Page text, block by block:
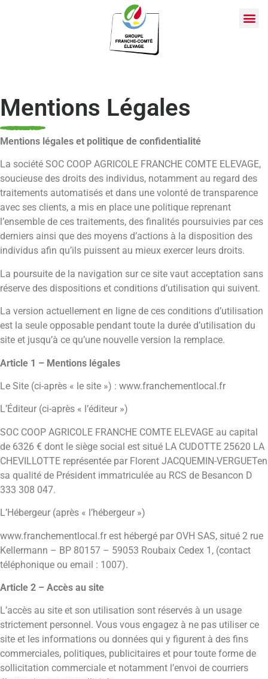
Mentions Légales
Mentions légales et politique de confidentialité
La société SOC COOP AGRICOLE FRANCHE COMTE ELEVAGE,
soucieuse des droits des individus, notamment au regard des
traitements automatisés et dans une volonté de transparence
avec ses clients, a mis en place une politique reprenant
l’ensemble de ces traitements, des finalités poursuivies par ces
derniers ainsi que des moyens d’actions à la disposition des
individus afin qu’ils puissent au mieux exercer leurs droits.
La poursuite de la navigation sur ce site vaut acceptation sans
réserve des dispositions et conditions d’utilisation qui suivent.
La version actuellement en ligne de ces conditions d’utilisation
est la seule opposable pendant toute la durée d’utilisation du
site et jusqu’à ce qu’une nouvelle version la remplace.
Article 1 – Mentions légales
Le Site (ci-après « le site ») : www.franchementlocal.fr
L’Éditeur (ci-après « l’éditeur »)
SOC COOP AGRICOLE FRANCHE COMTE ELEVAGE au capital
de 6326 € dont le siège social est situé LA CUDOTTE 25620 LA
CHEVILLOTTE représentée par Florent JACQUEMIN-VERGUETen
sa qualité de Président immatriculée au RCS de Besancon D
333 308 047.
L’Hébergeur (après « l’hébergeur »)
www.franchementlocal.fr est hébergé par OVH SAS, situé 2 rue
Kellermann – BP 80157 – 59053 Roubaix Cedex 1, (contact
téléphonique ou email : 1007).
Article 2 – Accès au site
L’accès au site et son utilisation sont réservés à un usage
strictement personnel. Vous vous engagez à ne pas utiliser ce
site et les informations ou données qui y figurent à des fins
commerciales, politiques, publicitaires et pour toute forme de
sollicitation commerciale et notamment l’envoi de courriers